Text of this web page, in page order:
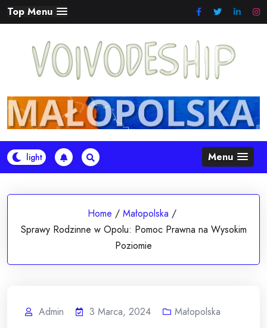
Skip
to
Top Menu
Menu
Home / Małopolska /
Sprawy Rodzinne w Opolu: Pomoc Prawna na Wysokim
Poziomie
Admin 3 Marca, 2024 Małopolska